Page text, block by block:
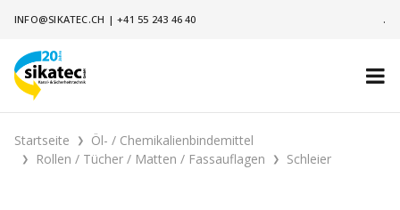
INFO@SIKATEC.CH |+41 55 243 46 40 .
Startseite
Öl- / Chemikalienbindemittel
Rollen / Tücher / Matten / Fassauflagen
Schleier